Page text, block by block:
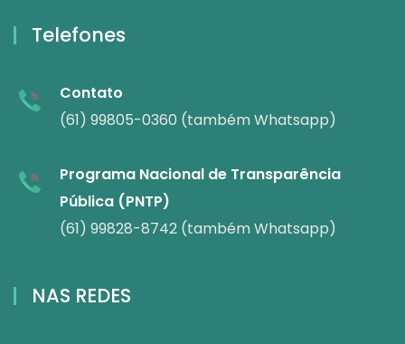
Telefones
Contato
(61) 99805-0360 (também Whatsapp)
Programa Nacional de Transparência
Pública (PNTP)
(61) 99828-8742 (também Whatsapp)
NAS REDES